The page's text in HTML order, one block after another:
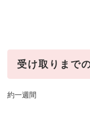
受け取りまで
約一週間